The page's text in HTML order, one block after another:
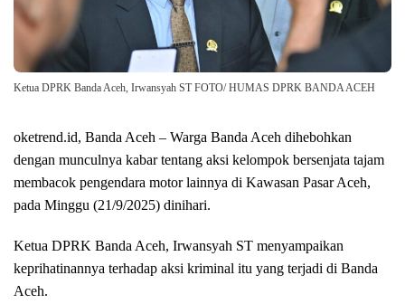
Ketua DPRK Banda Aceh, Irwansyah ST FOTO/ HUMAS DPRK BANDA ACEH
oketrend.id, Banda Aceh – Warga Banda Aceh dihebohkan
dengan munculnya kabar tentang aksi kelompok bersenjata tajam
membacok pengendara motor lainnya di Kawasan Pasar Aceh,
pada Minggu (21/9/2025) dinihari.
Ketua DPRK Banda Aceh, Irwansyah ST menyampaikan
keprihatinannya terhadap aksi kriminal itu yang terjadi di Banda
Aceh.